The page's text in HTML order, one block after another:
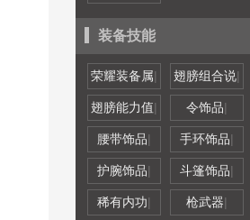
装备技能
荣耀装备属| 翅膀组合说|
翅膀能力值| 令饰品|
腰带饰品| 手环饰品|
护腕饰品| 斗篷饰品|
稀有内功| 枪武器|